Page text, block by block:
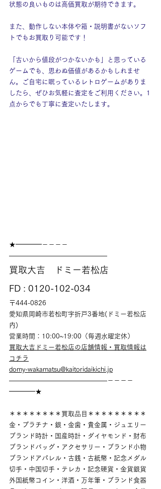
状態の良いものは高価買取が期待できます。
また、動作しない本体や箱・説明書がないソフ
トでもお買取り可能です！
「古いから値段がつかないかも」と思っている
ゲームでも、思わぬ価値があるかもしれませ
ん。ご自宅に眠っているレトロゲームがありま
したら、ぜひお気軽に査定をご利用ください。1
点からでも丁寧に査定いたします。
★━━━━－－－－
———————————————
買取大吉　ドミー若松店
FD : 0120-102-034
〒444-0826
愛知県岡崎市若松町字折戸3番地(ドミー若松店
内)
営業時間：10:00~19:00（毎週水曜定休）
買取大吉ドミー若松店の店舗情報・買取情報は
コチラ
domy-wakamatsu@kaitoridaikichi.jp
———————————————－－－－
━━━━★
＊＊＊＊＊＊＊＊買取品目＊＊＊＊＊＊＊＊＊
金・プラチナ・銀・金歯・貴金属・ジュエリー
ブランド時計・国産時計・ダイヤモンド・財布
ブランドバッグ・アクセサリー・ブランド小物
ブランドアパレル・古銭・古紙幣・記念メダル
切手・中国切手・テレカ・記念硬貨・金貨銀貨
外国紙幣コイン・洋酒・万年筆・ブランド食器